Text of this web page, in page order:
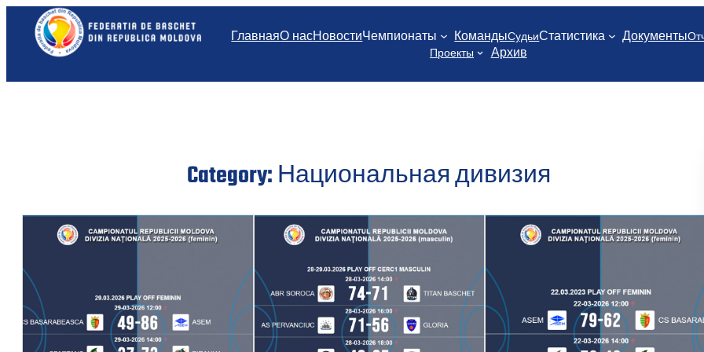
Перейти
содержимому
ГлавнаяО насНовостиЧемпионаты КомандыСудьиСтатистика Документы
Проекты
Архив
Category:Национальная дивизия